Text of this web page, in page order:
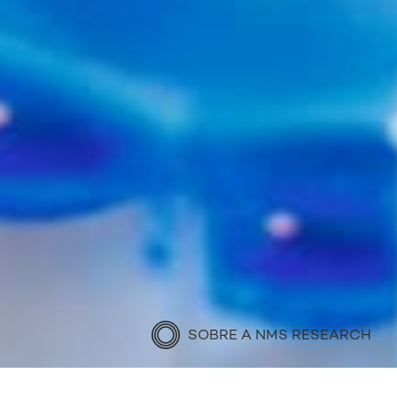
SOBRE A NMS RESEARCH